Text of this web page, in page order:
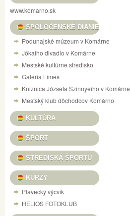
www.komarno.sk
SPOLOČENSKÉ DIANIE
Podunajské múzeum v Komárne
Jókaiho divadlo v Komárne
Mestské kultúrne stredisko
Galéria Limes
Knižnica Józsefa Szinnyeiho v Komárne
Mestský klub dôchodcov Komárno
KULTÚRA
ŠPORT
STREDISKÁ ŠPORTU
KURZY
Plavecký výcvik
HELIOS FOTOKLUB